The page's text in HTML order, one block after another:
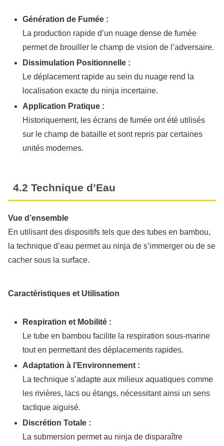
Génération de Fumée :
La production rapide d’un nuage dense de fumée
permet de brouiller le champ de vision de l’adversaire.
Dissimulation Positionnelle :
Le déplacement rapide au sein du nuage rend la
localisation exacte du ninja incertaine.
Application Pratique :
Historiquement, les écrans de fumée ont été utilisés
sur le champ de bataille et sont repris par certaines
unités modernes.
4.2 Technique d’Eau
Vue d’ensemble
En utilisant des dispositifs tels que des tubes en bambou,
la technique d’eau permet au ninja de s’immerger ou de se
cacher sous la surface.
Caractéristiques et Utilisation
Respiration et Mobilité :
Le tube en bambou facilite la respiration sous-marine
tout en permettant des déplacements rapides.
Adaptation à l’Environnement :
La technique s’adapte aux milieux aquatiques comme
les rivières, lacs ou étangs, nécessitant ainsi un sens
tactique aiguisé.
Discrétion Totale :
La submersion permet au ninja de disparaître